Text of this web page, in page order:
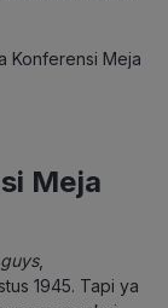
Konferensi Meja
Meja
guys,
1945. Tapi ya